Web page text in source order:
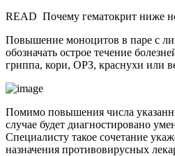
READ Почему гематокрит ниже
Повышение моноцитов в паре с
обозначать острое течение
гриппа, кори, ОРЗ, краснухи или
Помимо повышения числа
случае будет диагностировано
Специалисту такое сочетание
назначения противовирусных